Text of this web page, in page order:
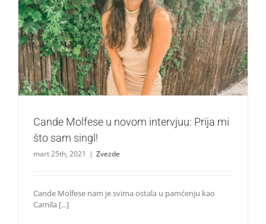
Cande Molfese u novom intervjuu: Prija mi što sam singl!
Zvezde
Cande Molfese u novom intervjuu: Prija mi
što sam singl!
mart 25th, 2021 | Zvezde
Cande Molfese nam je svima ostala u pamćenju kao
Camila [...]